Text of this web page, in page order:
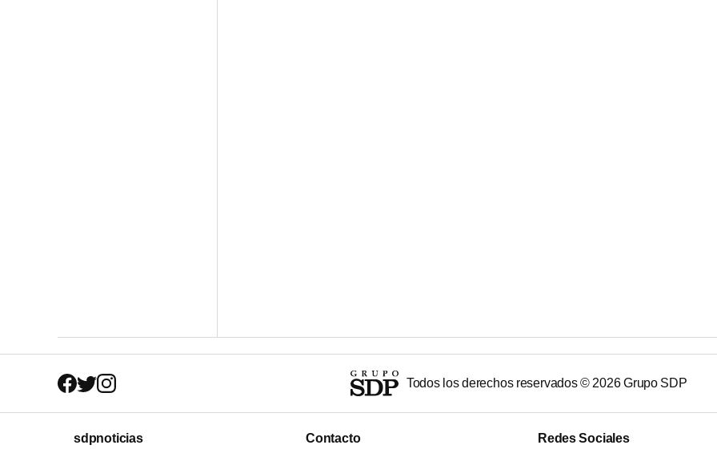
Todos los derechos reservados © 2026Grupo SDP
sdpnoticias Contacto Redes Sociales